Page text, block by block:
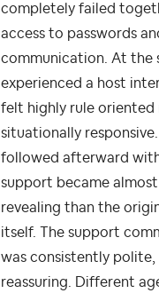
completely failed
access to passwords
communication. At the
experienced a host
felt highly rule oriented
situationally
followed afterward
support became
revealing than the
itself. The support
was consistently polite,
reassuring. Different